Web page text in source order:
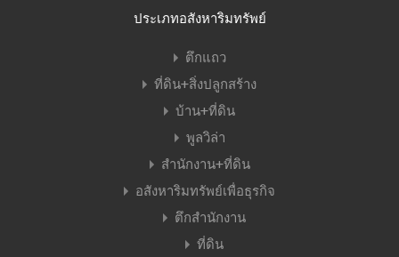
ประเภทอสังหาริมทรัพย์
ตึกแถว
ที่ดิน+สิ่งปลูกสร้าง
บ้าน+ที่ดิน
พูลวิล่า
สำนักงาน+ที่ดิน
อสังหาริมทรัพย์เพื่อธุรกิจ
ตึกสำนักงาน
ที่ดิน